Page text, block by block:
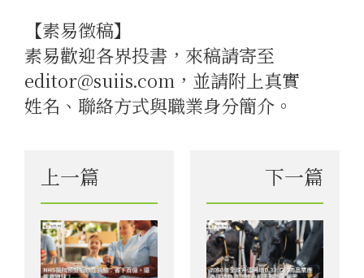
【素易徵稿】
素易歡迎各界投書，來稿請寄至
editor@suiis.com，並請附上真實
姓名、聯絡方式與職業身分簡介。
上一篇 下一篇